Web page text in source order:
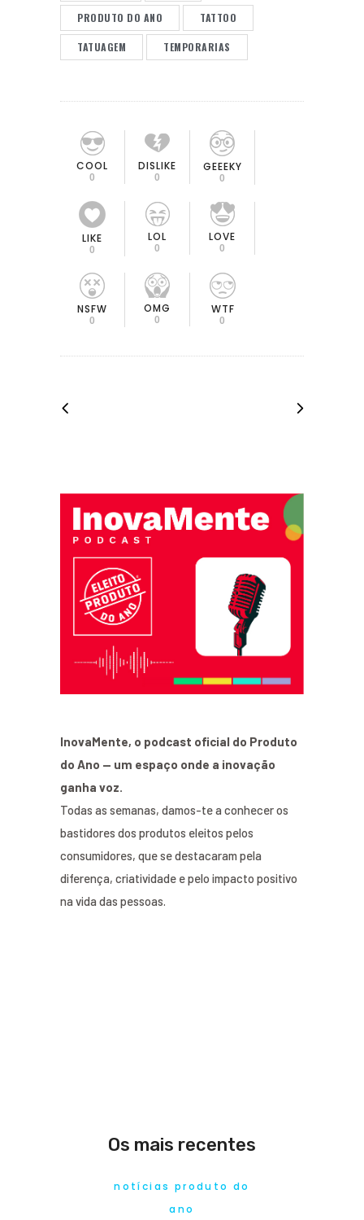
PRODUTO DO ANO TATTOO
TATUAGEM TEMPORARIAS
COOL
0
DISLIKE
0
GEEEKY
0
LIKE
0
LOL
0
LOVE
0
NSFW
0
OMG
0
WTF
0
InovaMente, o podcast oficial do Produto
do Ano — um espaço onde a inovação
ganha voz.
Todas as semanas, damos-te a conhecer os
bastidores dos produtos eleitos pelos
consumidores, que se destacaram pela
diferença, criatividade e pelo impacto positivo
na vida das pessoas.
Os mais recentes
notícias produto do
ano